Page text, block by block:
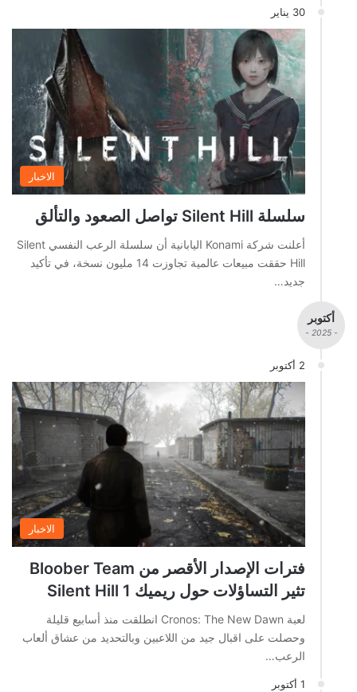
30 يناير
الاخبار
سلسلة Silent Hill تواصل الصعود والتألق
أعلنت شركة Konami اليابانية أن سلسلة الرعب النفسي Silent
Hill حققت مبيعات عالمية تجاوزت 14 مليون نسخة، في تأكيد
جديد…
أكتوبر
- 2025 -
2 أكتوبر
الاخبار
فترات الإصدار الأقصر من Bloober Team
تثير التساؤلات حول ريميك Silent Hill 1
لعبة Cronos: The New Dawn انطلقت منذ أسابيع قليلة
وحصلت على اقبال جيد من اللاعبين وبالتحديد من عشاق ألعاب
الرعب…
1 أكتوبر